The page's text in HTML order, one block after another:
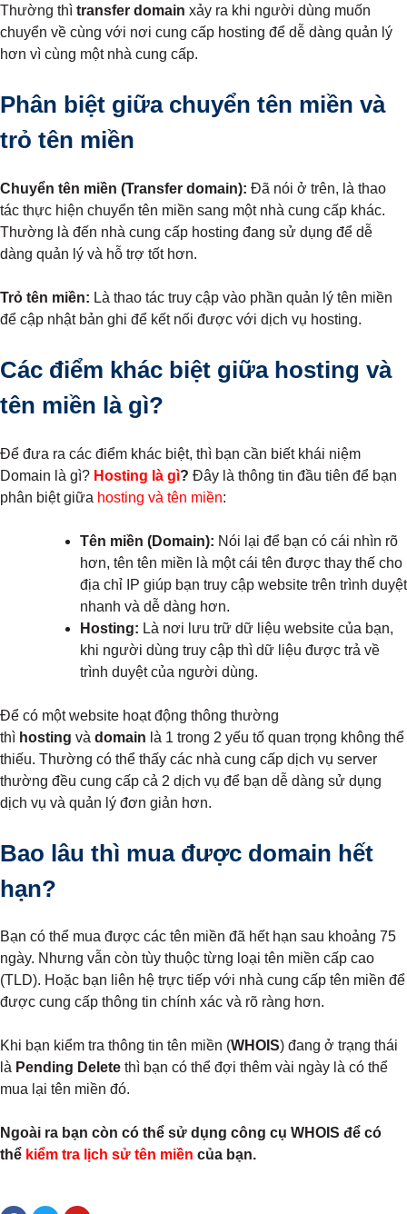
Thường thì transfer domain xảy ra khi người dùng muốn
chuyển về cùng với nơi cung cấp hosting để dễ dàng quản lý
hơn vì cùng một nhà cung cấp.
Phân biệt giữa chuyển tên miền và
trỏ tên miền
Chuyển tên miền (Transfer domain): Đã nói ở trên, là thao
tác thực hiện chuyển tên miền sang một nhà cung cấp khác.
Thường là đến nhà cung cấp hosting đang sử dụng để dễ
dàng quản lý và hỗ trợ tốt hơn.
Trỏ tên miền: Là thao tác truy cập vào phần quản lý tên miền
để cập nhật bản ghi để kết nối được với dịch vụ hosting.
Các điểm khác biệt giữa hosting và
tên miền là gì?
Để đưa ra các điểm khác biệt, thì bạn cần biết khái niệm
Domain là gì? Hosting là gì? Đây là thông tin đầu tiên để bạn
phân biệt giữa hosting và tên miền:
Tên miền (Domain): Nói lại để bạn có cái nhìn rõ
hơn, tên tên miền là một cái tên được thay thế cho
địa chỉ IP giúp bạn truy cập website trên trình duyệt
nhanh và dễ dàng hơn.
Hosting: Là nơi lưu trữ dữ liệu website của bạn,
khi người dùng truy cập thì dữ liệu được trả về
trình duyệt của người dùng.
Để có một website hoạt động thông thường
thì hosting và domain là 1 trong 2 yếu tố quan trọng không thể
thiếu. Thường có thể thấy các nhà cung cấp dịch vụ server
thường đều cung cấp cả 2 dịch vụ để bạn dễ dàng sử dụng
dịch vụ và quản lý đơn giản hơn.
Bao lâu thì mua được domain hết
hạn?
Bạn có thể mua được các tên miền đã hết hạn sau khoảng 75
ngày. Nhưng vẫn còn tùy thuộc từng loại tên miền cấp cao
(TLD). Hoặc bạn liên hệ trực tiếp với nhà cung cấp tên miền để
được cung cấp thông tin chính xác và rõ ràng hơn.
Khi bạn kiểm tra thông tin tên miền (WHOIS) đang ở trạng thái
là Pending Delete thì bạn có thể đợi thêm vài ngày là có thể
mua lại tên miền đó.
Ngoài ra bạn còn có thể sử dụng công cụ WHOIS để có
thể kiểm tra lịch sử tên miền của bạn.